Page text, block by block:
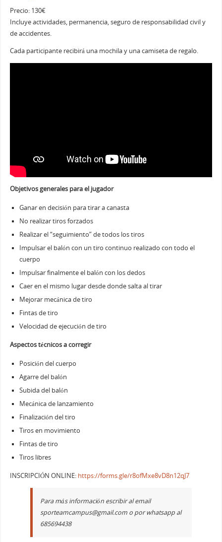
Precio: 130€
Incluye actividades, permanencia, seguro de responsabilidad civil y
de accidentes.
Cada participante recibirá una mochila y una camiseta de regalo.
Objetivos generales para el jugador
Ganar en decisión para tirar a canasta
No realizar tiros forzados
Realizar el “seguimiento” de todos los tiros
Impulsar el balón con un tiro continuo realizado con todo el
cuerpo
Impulsar finalmente el balón con los dedos
Caer en el mismo lugar desde donde salta al tirar
Mejorar mecánica de tiro
Fintas de tiro
Velocidad de ejecución de tiro
Aspectos técnicos a corregir
Posición del cuerpo
Agarre del balón
Subida del balón
Mecánica de lanzamiento
Finalización del tiro
Tiros en movimiento
Fintas de tiro
Tiros libres
INSCRIPCIÓN ONLINE: https://forms.gle/r8ofMxe8vD8n12qJ7
Para más información escribir al email
sporteamcampus@gmail.como por whatsapp al
685694438